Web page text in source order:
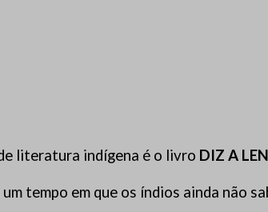
literatura indígena é o livro DIZ A
tempo em que os índios ainda não